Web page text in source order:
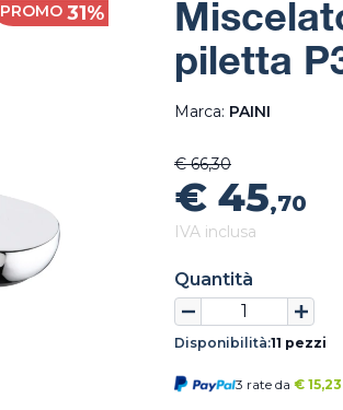
PROMO 31%
piletta
Marca: PAINI
€ 66,30
€ 45,70
IVA inclusa
Quantità
Disponibilità:11 pezzi
3 rate da € 15,23